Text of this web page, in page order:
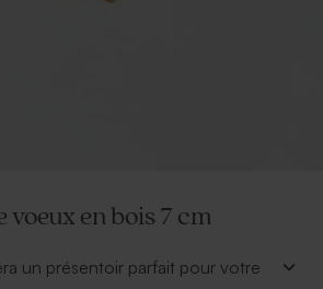
voeux en bois 7 cm
un présentoir parfait pour votre